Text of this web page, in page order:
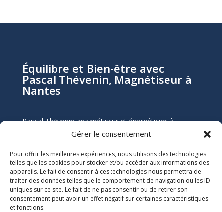
Gérer le consentement
Pour offrir les meilleures expériences, nous utilisons des technologies
telles que les cookies pour stocker et/ou accéder aux informations des
appareils. Le fait de consentir à ces technologies nous permettra de
traiter des données telles que le comportement de navigation ou les ID
uniques sur ce site. Le fait de ne pas consentir ou de retirer son
consentement peut avoir un effet négatif sur certaines caractéristiques
et fonctions.
Équilibre et Bien-être avec
Pascal Thévenin, Magnétiseur à
Nantes
Pascal Thévenin, magnétiseur et énergéticien à
Nantes, vous accompagne vers un mieux-être durable
douleurs chroniques, de stress, ou de blocages
émotionnels, ses soins naturels et holistiques sont
conçus pour harmoniser votre énergie et restaurer
votre équilibre.